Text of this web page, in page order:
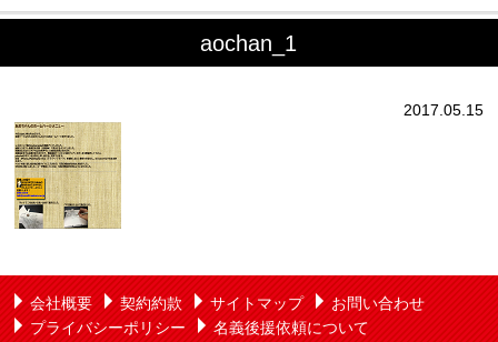
aochan_1
2017.05.15
会社概要 契約約款 サイトマップ
お問い合わせ
プライバシーポリシー
名義後援依頼について